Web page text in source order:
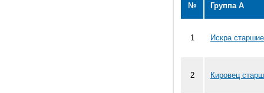
№ Группа А
1 Искра
2 Кировец